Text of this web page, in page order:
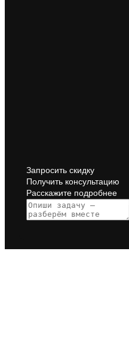
Запросить скидку
Получить консультацию
Расскажите подробнее